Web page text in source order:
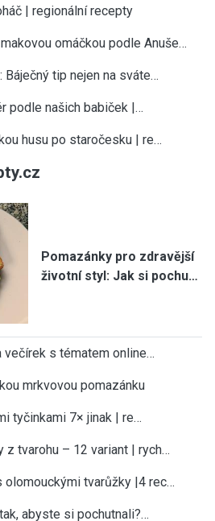
| regionální recepty
omáčkou podle Anuše…
tip nejen na sváte…
podle našich babiček |…
husu po staročesku | re…
Pomazánky pro zdravější
životní styl: Jak si pochu…
večírek s tématem online…
mrkvovou pomazánku
tyčinkami 7× jinak | re…
z tvarohu – 12 variant | rych…
olomouckými tvarůžky |4 rec…
abyste si pochutnali?…